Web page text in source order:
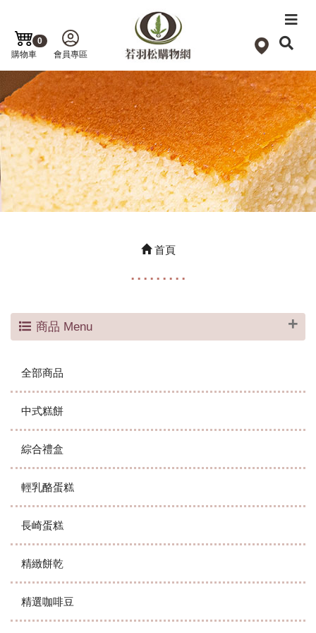
0
購物車
會員專區
首頁
商品 Menu
全部商品
中式糕餅
綜合禮盒
輕乳酪蛋糕
長崎蛋糕
精緻餅乾
精選咖啡豆